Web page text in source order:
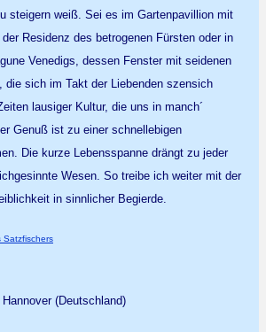
steigern weiß. Sei es im Gartenpavillion mit
Residenz des betrogenen Fürsten oder in
Venedigs, dessen Fenster mit seidenen
die sich im Takt der Liebenden szensich
lausiger Kultur, die uns in manch´
Genuß ist zu einer schnellebigen
Die kurze Lebensspanne drängt zu jeder
Wesen. So treibe ich weiter mit der
in sinnlicher Begierde.
Satzfischers
(Deutschland)